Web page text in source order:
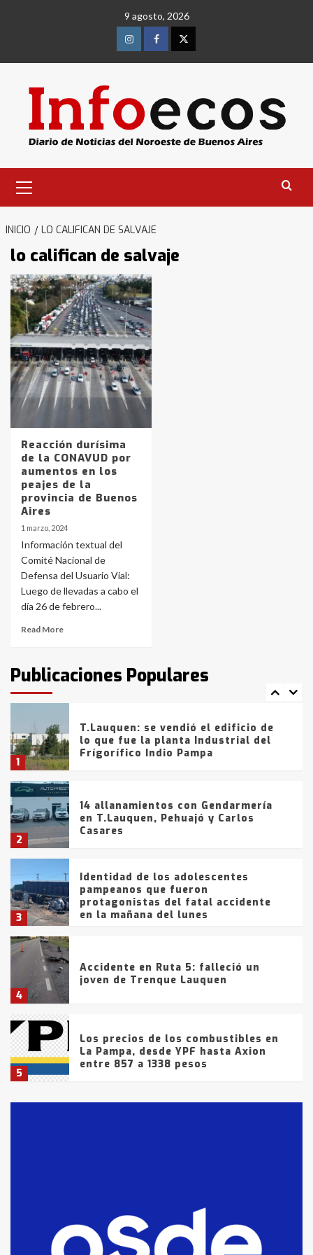
9 agosto, 2026
InstagramFacebookTwitter
primario
INICIO LO CALIFICAN DE SALVAJE
lo califican de salvaje
Reacción durísima
de la CONAVUD por
aumentos en los
peajes de la
provincia de Buenos
Aires
1 marzo, 2024
Información textual del
Comité Nacional de
Defensa del Usuario Vial:
Luego de llevadas a cabo el
día 26 de febrero...
Read More
Publicaciones Populares
3
Identidad de los adolescentes
pampeanos que fueron
protagonistas del fatal accidente
en la mañana del lunes
4
5
Los precios de los combustibles en
6
La Bolsa de Cereales de Bahía
Blanca anticipa que Agosto vendrá
con lluvias y heladas, en gran parte
de la provincia
fueron detenidos por
comercialización de drogas en la
tarde del sábado
1
T.Lauquen: se vendió el edificio de
lo que fue la planta Industrial del
Frígorífico Indio Pampa
2
14 allanamientos con Gendarmería
en T.Lauquen, Pehuajó y Carlos
Casares
3
Identidad de los adolescentes
pampeanos que fueron
protagonistas del fatal accidente
en la mañana del lunes
4
Accidente en Ruta 5: falleció un
joven de Trenque Lauquen
5
Los precios de los combustibles en
La Pampa, desde YPF hasta Axion
entre 857 a 1338 pesos
fueron detenidos por
comercialización de drogas en la
tarde del sábado